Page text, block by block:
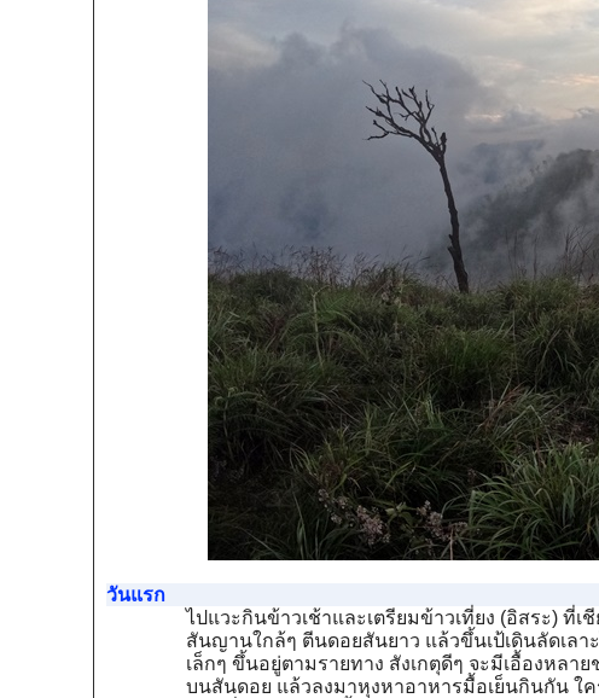
วันแรก
ไปแวะกินข้าวเช้าและเตรียมข้าวเที่ยง (อิสระ) ที่
สันญานใกล้ๆ ตีนดอยสันยาว แล้วขึ้นเป้เดินลัดเล
เล็กๆ ขึ้นอยู่ตามรายทาง สังเกตุดีๆ จะมีเอื้องหล
บนสันดอย แล้วลงมาหุงหาอาหารมื้อเย็นกินกัน ใ